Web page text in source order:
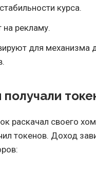
курса.
на рекламу.
для механизма
получали
раскачал своего
токенов. Доход